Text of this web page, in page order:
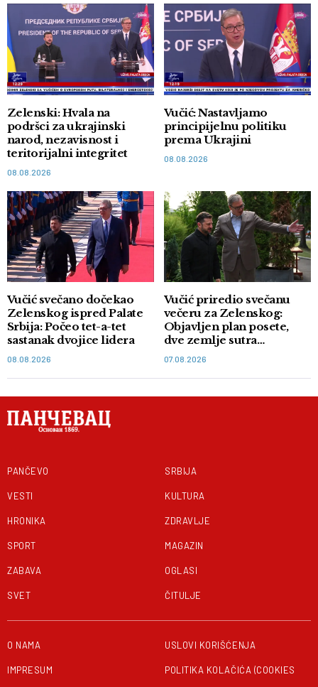
Zelenski: Hvala na
podršci za ukrajinski
narod, nezavisnost i
teritorijalni integritet
08.08.2026
Vučić: Nastavljamo
principijelnu politiku
prema Ukrajini
08.08.2026
Vučić svečano dočekao
Zelenskog ispred Palate
Srbija: Počeo tet-a-tet
sastanak dvojice lidera
08.08.2026
Vučić priredio svečanu
večeru za Zelenskog:
Objavljen plan posete,
dve zemlje sutra
potpisuju memorandum
07.08.2026
PANČEVO
VESTI
HRONIKA
SPORT
ZABAVA
SVET
SRBIJA
KULTURA
ZDRAVLJE
MAGAZIN
OGLASI
ČITULJE
O NAMA
IMPRESUM
USLOVI KORIŠĆENJA
POLITIKA KOLAČIĆA (COOKIES